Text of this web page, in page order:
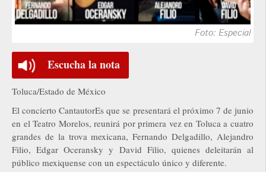
Foto: Especial
Escucha la nota
Toluca/Estado de México
El concierto CantautorEs que se presentará el próximo 7 de junio
en el Teatro Morelos, reunirá por primera vez en Toluca a cuatro
grandes de la trova mexicana, Fernando Delgadillo, Alejandro
Filio, Edgar Oceransky y David Filio, quienes deleitarán al
público mexiquense con un espectáculo único y diferente.